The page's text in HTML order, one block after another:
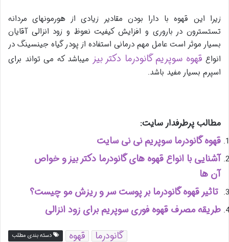
زیرا این قهوه با دارا بودن مقادیر زیادی از هورمونهای مردانه
تستسترون در باروری و افزایش کیفیت نعوظ و زود انزالی آقایان
بسیار موثر است عامل مهم درمانی استفاده از پودر گیاه جینسینگ در
انواع قهوه سوپریم گانودرما دکتر بیز میباشد که می تواند برای
اسپرم بسیار مفید باشد.
مطالب پرطرفدار سایت:
قهوه گانودرما سوپریم نی نی سایت
آشنایی با انواع قهوه های گانودرما دکتر بیز و خواص
آن ها
تاثیر قهوه گانودرما بر پوست سر و ریزش مو چیست؟
طریقه مصرف قهوه فوری سوپریم برای زود انزالی
دسته بندی مطلب قهوه گانودرما